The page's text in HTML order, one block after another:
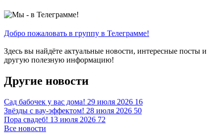
Добро пожаловать в группу в Телеграмме!
Здесь вы найдёте актуальные новости, интересные посты и
другую полезную информацию!
Другие новости
Сад бабочек у вас дома! 29 июля 2026 16
Звёзды с вау-эффектом! 28 июля 2026 50
Пора свадеб! 13 июля 2026 72
Все новости